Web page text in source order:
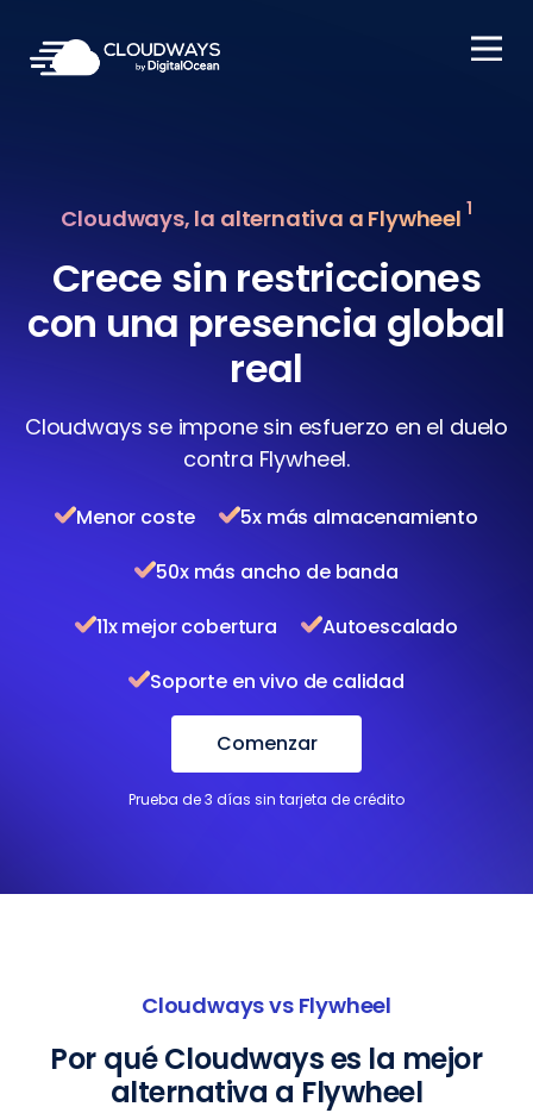
Open Nav
Cloudways, la alternativa a Flywheel 1
Crece sin restricciones
con una presencia global
real
Cloudways se impone sin esfuerzo en el duelo
contra Flywheel.
Menor coste
5x más almacenamiento
50x más ancho de banda
11x mejor cobertura
Autoescalado
Soporte en vivo de calidad
Comenzar
Prueba de 3 días sin tarjeta de crédito
Cloudways vs Flywheel
Por qué Cloudways es la mejor
alternativa a Flywheel